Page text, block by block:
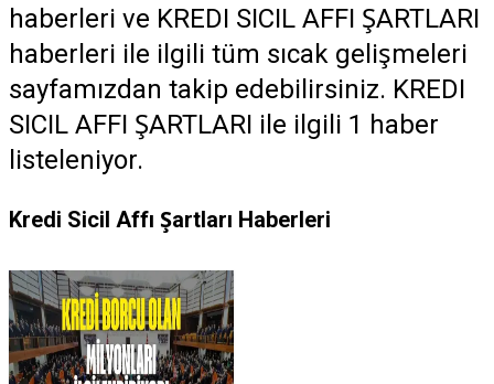
haberleri ve KREDI SICIL AFFI ŞARTLARI
haberleri ile ilgili tüm sıcak gelişmeleri
sayfamızdan takip edebilirsiniz. KREDI
SICIL AFFI ŞARTLARI ile ilgili 1 haber
listeleniyor.
Kredi Sicil Affı Şartları Haberleri